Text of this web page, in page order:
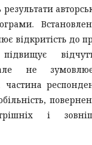
результати
відкритість до
не
частина
і